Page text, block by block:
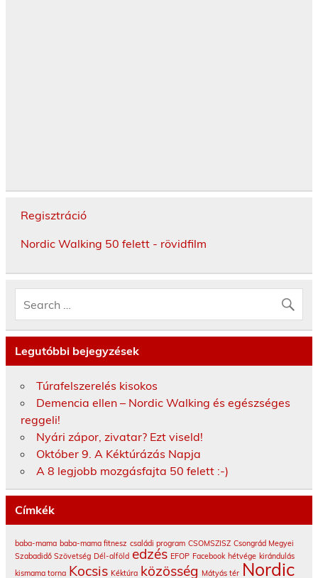
Regisztráció
Nordic Walking 50 felett - rövidfilm
Legutóbbi bejegyzések
Túrafelszerelés kisokos
Demencia ellen – Nordic Walking és egészséges
reggeli!
Nyári zápor, zivatar? Ezt viseld!
Október 9. A Kéktúrázás Napja
A 8 legjobb mozgásfajta 50 felett :-)
Címkék
baba-mama baba-mama fitnesz családi program CSOMSZISZ Csongrád Megyei
Szabadidő Szövetség Dél-alföld edzés EFOP Facebook hétvége kirándulás
kismama torna Kocsis Kéktúra közösség Mátyás tér Nordic